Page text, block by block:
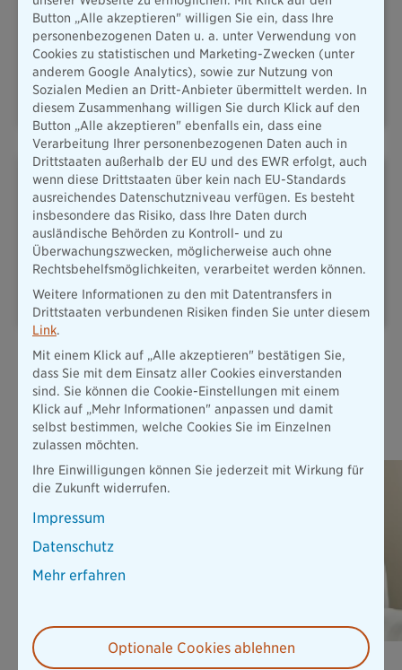
Alle Versicherungen
KFZ & MOBILITÄT HAUSRAT
REISERÜCKTRITT UNFALLVERSICHERUNG
Das könnte Sie auch interessieren
Unfallversicherung ExistenzBudget
Button „Alle akzeptieren" willigen Sie ein, dass Ihre
personenbezogenen Daten u. a. unter Verwendung von
Cookies zu statistischen und Marketing-Zwecken (unter
anderem Google Analytics), sowie zur Nutzung von
Sozialen Medien an Dritt-Anbieter übermittelt werden. In
diesem Zusammenhang willigen Sie durch Klick auf den
Button „Alle akzeptieren" ebenfalls ein, dass eine
Verarbeitung Ihrer personenbezogenen Daten auch in
Drittstaaten außerhalb der EU und des EWR erfolgt, auch
wenn diese Drittstaaten über kein nach EU-Standards
ausreichendes Datenschutzniveau verfügen. Es besteht
insbesondere das Risiko, dass Ihre Daten durch
ausländische Behörden zu Kontroll- und zu
Überwachungszwecken, möglicherweise auch ohne
Rechtsbehelfsmöglichkeiten, verarbeitet werden können.
Weitere Informationen zu den mit Datentransfers in
Drittstaaten verbundenen Risiken finden Sie unter diesem
Link.
Mit einem Klick auf „Alle akzeptieren" bestätigen Sie,
dass Sie mit dem Einsatz aller Cookies einverstanden
sind. Sie können die Cookie-Einstellungen mit einem
Klick auf „Mehr Informationen" anpassen und damit
selbst bestimmen, welche Cookies Sie im Einzelnen
zulassen möchten.
Ihre Einwilligungen können Sie jederzeit mit Wirkung für
die Zukunft widerrufen.
Impressum
Datenschutz
Mehr erfahren
Optionale Cookies ablehnen